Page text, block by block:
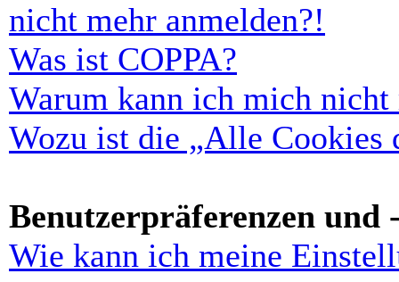
nicht mehr anmelden?!
Was ist COPPA?
Warum kann ich mich nicht
Wozu ist die „Alle Cookies
Benutzerpräferenzen und
Wie kann ich meine